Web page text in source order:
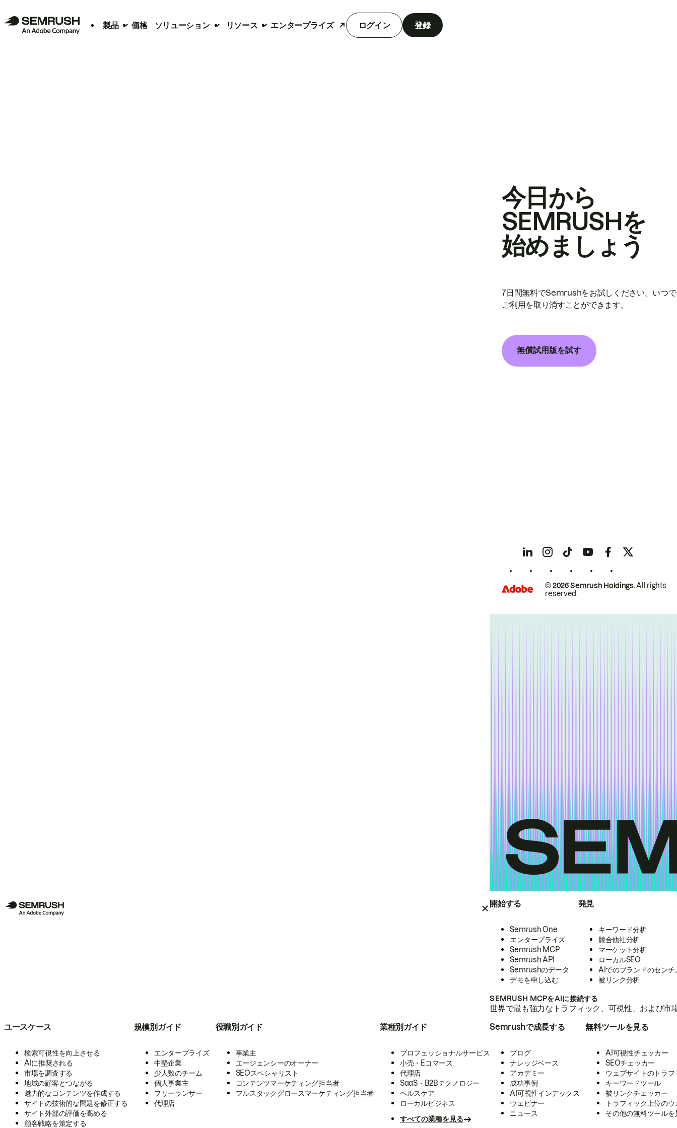
製品 価格 ソリューション リソース エンタープライズ ログイン 登録
開始する
Semrush One
エンタープライズ
Semrush MCP
Semrush API
Semrushのデータ
デモを申し込む
発見
キーワード分析
競合他社分析
マーケット分析
ローカルSEO
AIでのブランドのセンチ
被リンク分析
SEMRUSH MCPをAIに接続する
世界で最も強力なトラフィック、可視性、および
ユースケース
検索可視性を向上させる
AIに推奨される
市場を調査する
地域の顧客とつながる
魅力的なコンテンツを作成する
サイトの技術的な問題を修正する
サイト外部の評価を高める
顧客戦略を策定する
規模別ガイド
エンタープライズ
中堅企業
少人数のチーム
個人事業主
フリーランサー
代理店
役職別ガイド
事業主
エージェンシーのオーナー
SEOスペシャリスト
コンテンツマーケティング担当者
フルスタックグロースマーケティング担当者
業種別ガイド
プロフェッショナルサービス
小売・Eコマース
代理店
SaaS・B2Bテクノロジー
ヘルスケア
ローカルビジネス
すべての業種を見る
Semrushで成長する
ブログ
ナレッジベース
アカデミー
成功事例
AI可視性インデックス
ウェビナー
ニュース
無料ツールを見る
AI可視性チェッカー
SEOチェッカー
ウェブサイトのトラ
キーワードツール
被リンクチェッカー
トラフィック上位の
その他の無料ツールを
今日から
SEMRUSHを
始めましょう
7日間無料でSemrushをお試しください。いつ
ご利用を取り消すことができます。
無償試用版を試す
© 2026 Semrush Holdings.All rights
reserved.